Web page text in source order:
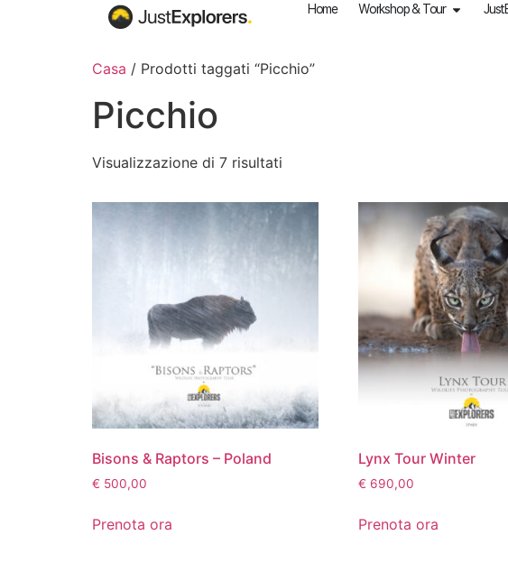
Home Workshop & Tour
Casa / Prodotti taggati “Picchio”
Picchio
Visualizzazione di 7 risultati
Bisons & Raptors – Poland
€ 500,00
Prenota ora
Lynx Tour Winter
€ 690,00
Prenota ora